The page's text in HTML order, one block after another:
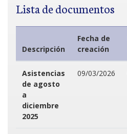
Lista de documentos
Descripción
Fecha de
creación
Asistencias
de agosto
a
diciembre
2025
09/03/2026